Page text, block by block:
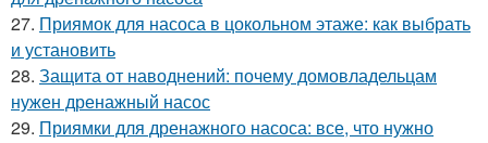
27. Приямок для насоса в цокольном этаже: как выбрать
и установить
28. Защита от наводнений: почему домовладельцам
нужен дренажный насос
29. Приямки для дренажного насоса: все, что нужно